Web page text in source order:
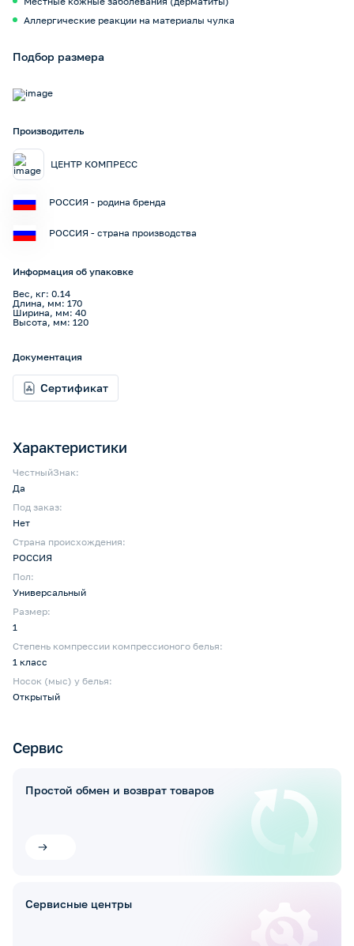
Аллергические реакции на материалы чулка
Подбор размера
Характеристики
ЧестныйЗнак:
Да
Под заказ:
Нет
Страна происхождения:
РОССИЯ
Пол:
Универсальный
Размер:
1
Степень компрессии компрессионого белья:
1 класс
Носок (мыс) у белья:
Открытый
Производитель
ЦЕНТР КОМПРЕСС
РОССИЯ - родина бренда
РОССИЯ - страна производства
Информация об упаковке
Вес, кг: 0.14
Длина, мм: 170
Ширина, мм: 40
Высота, мм: 120
Документация
Сертификат
Сервис
Простой обмен и возврат товаров
Сервисные центры